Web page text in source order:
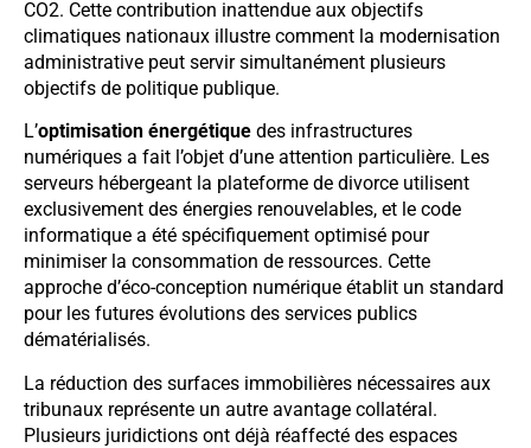
CO2. Cette contribution inattendue aux objectifs
climatiques nationaux illustre comment la modernisation
administrative peut servir simultanément plusieurs
objectifs de politique publique.
L’optimisation énergétique des infrastructures
numériques a fait l’objet d’une attention particulière. Les
serveurs hébergeant la plateforme de divorce utilisent
exclusivement des énergies renouvelables, et le code
informatique a été spécifiquement optimisé pour
minimiser la consommation de ressources. Cette
approche d’éco-conception numérique établit un standard
pour les futures évolutions des services publics
dématérialisés.
La réduction des surfaces immobilières nécessaires aux
tribunaux représente un autre avantage collatéral.
Plusieurs juridictions ont déjà réaffecté des espaces